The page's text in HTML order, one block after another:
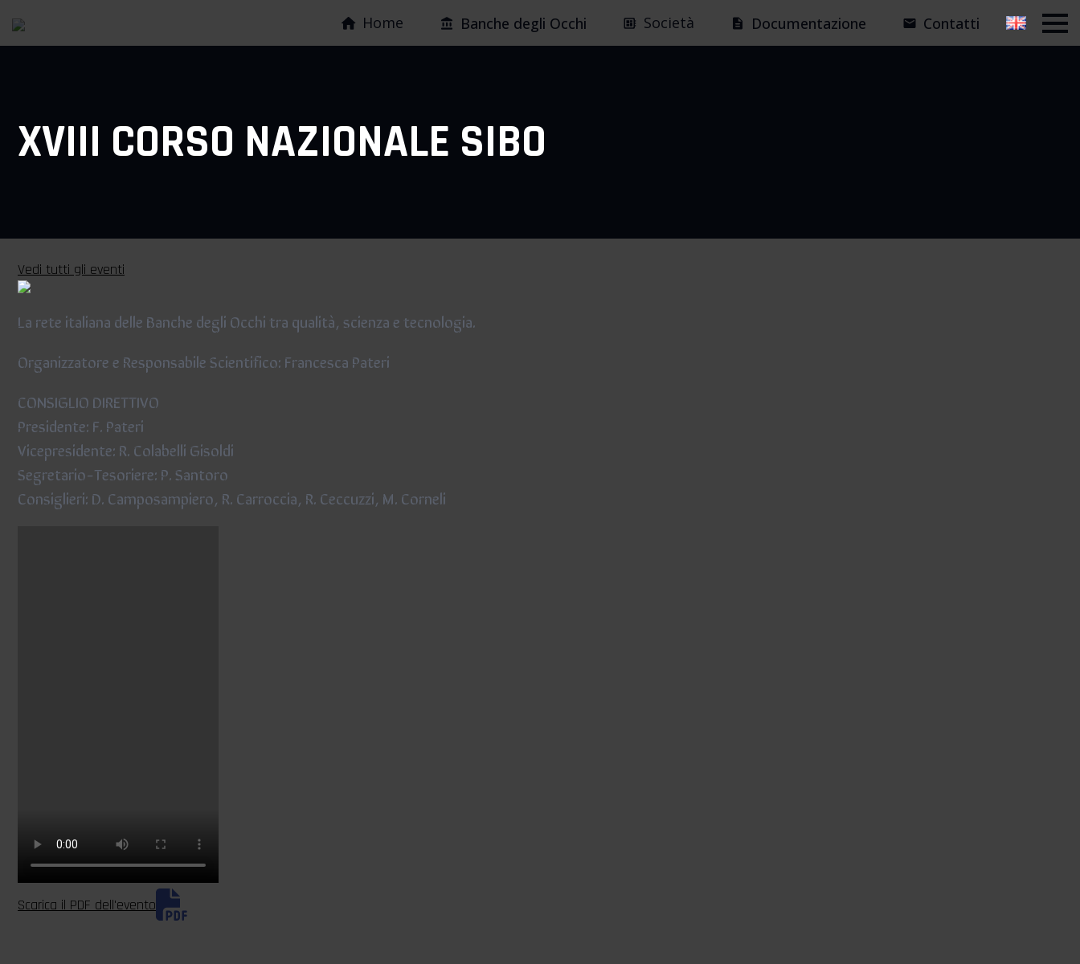
Home Banche degli Occhi Società Documentazione Contatti
XVIII CORSO NAZIONALE SIBO
Vedi tutti gli eventi
La rete italiana delle Banche degli Occhi tra qualità, scienza e tecnologia.
Organizzatore e Responsabile Scientifico: Francesca Pateri
CONSIGLIO DIRETTIVO
Presidente: F. Pateri
Vicepresidente: R. Colabelli Gisoldi
Segretario-Tesoriere: P. Santoro
Consiglieri: D. Camposampiero, R. Carroccia, R. Ceccuzzi, M. Corneli
Scarica il PDF dell'evento